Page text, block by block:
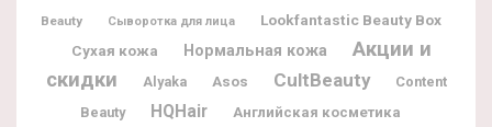
Beauty
Сыворотка для лица Lookfantastic Beauty Box
Сухая кожа Нормальная кожа
Акции и
скидки
Alyaka Asos CultBeauty
Content
Beauty
HQHair Английская косметика